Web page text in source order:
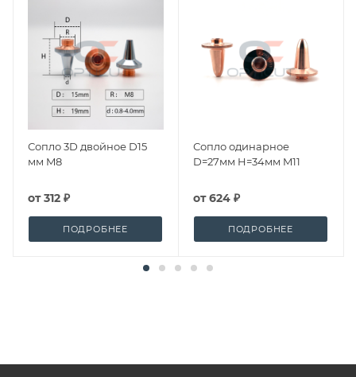
Сопло 3D двойное D15
мм M8
от312 ₽
ПОДРОБНЕЕ
Сопло одинарное
D=27мм H=34мм M11
от624 ₽
ПОДРОБНЕЕ